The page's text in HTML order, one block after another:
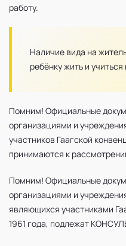
работу.
Наличие вида на
ребёнку жить и
Помним! Официальные
организациями и
участников Гаагской
принимаются к
Помним! Официальные
организациями и
являющихся участниками
1961 года, подлежат